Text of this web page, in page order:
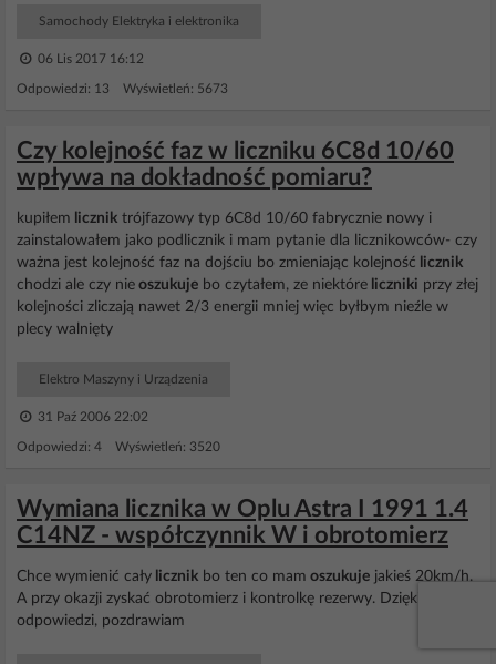
Samochody Elektryka i elektronika
06 Lis 2017 16:12
Odpowiedzi: 13 Wyświetleń: 5673
Czy kolejność faz w liczniku 6C8d 10/60
wpływa na dokładność pomiaru?
kupiłem licznik trójfazowy typ 6C8d 10/60 fabrycznie nowy i
zainstalowałem jako podlicznik i mam pytanie dla licznikowców- czy
ważna jest kolejność faz na dojściu bo zmieniając kolejność licznik
chodzi ale czy nie oszukuje bo czytałem, ze niektóre liczniki przy złej
kolejności zliczają nawet 2/3 energii mniej więc byłbym nieźle w
plecy walnięty
Elektro Maszyny i Urządzenia
31 Paź 2006 22:02
Odpowiedzi: 4 Wyświetleń: 3520
Wymiana licznika w Oplu Astra I 1991 1.4
C14NZ - współczynnik W i obrotomierz
Chce wymienić cały licznik bo ten co mam oszukuje jakieś 20km/h.
A przy okazji zyskać obrotomierz i kontrolkę rezerwy. Dzięki za
odpowiedzi, pozdrawiam